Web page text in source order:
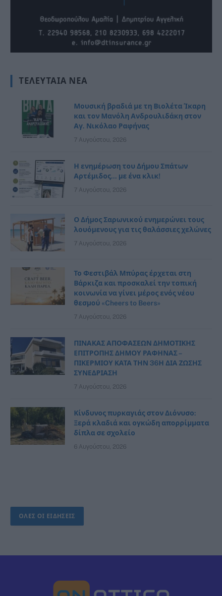
ΤΕΛΕΥΤΑΊΑ ΝΈΑ
Μουσική βραδιά με τη Βιολέτα Ίκαρη
και τον Μανόλη Ανδρουλιδάκη στον
Αγ. Νικόλαο Ραφήνας
7 Αυγούστου, 2026
Η ενημέρωση του Δήμου Σπάτων
Αρτέμιδος… με ένα κλικ!
7 Αυγούστου, 2026
Ο Δήμος Σαρωνικού ενημερώνει τους
λουόμενους για τις θαλάσσιες χελώνες
7 Αυγούστου, 2026
Το Φεστιβάλ Μπύρας έρχεται στη
Βάρκιζα και προσκαλεί την τοπική
κοινωνία να γίνει μέρος ενός νέου
θεσμού «Cheers to Beers»
7 Αυγούστου, 2026
ΠΙΝΑΚΑΣ ΑΠΟΦΑΣΕΩΝ ΔΗΜΟΤΙΚΗΣ
ΕΠΙΤΡΟΠΗΣ ΔΗΜΟΥ ΡΑΦΗΝΑΣ –
ΠΙΚΕΡΜΙΟΥ ΚΑΤΑ ΤΗΝ 36Η ΔΙΑ ΖΩΣΗΣ
ΣΥΝΕΔΡΙΑΣΗ
7 Αυγούστου, 2026
Κίνδυνος πυρκαγιάς στον Διόνυσο:
Ξερά κλαδιά και ογκώδη απορρίμματα
δίπλα σε σχολείο
6 Αυγούστου, 2026
ΟΛΕΣ ΟΙ ΕΙΔΗΣΕΙΣ